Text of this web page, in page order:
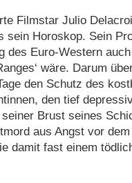
Filmstar Julio
sein Horoskop. Sein
des Euro-Western
wäre. Darum
den Schutz des
den tief
Brust seines
aus Angst vor
damit fast einem